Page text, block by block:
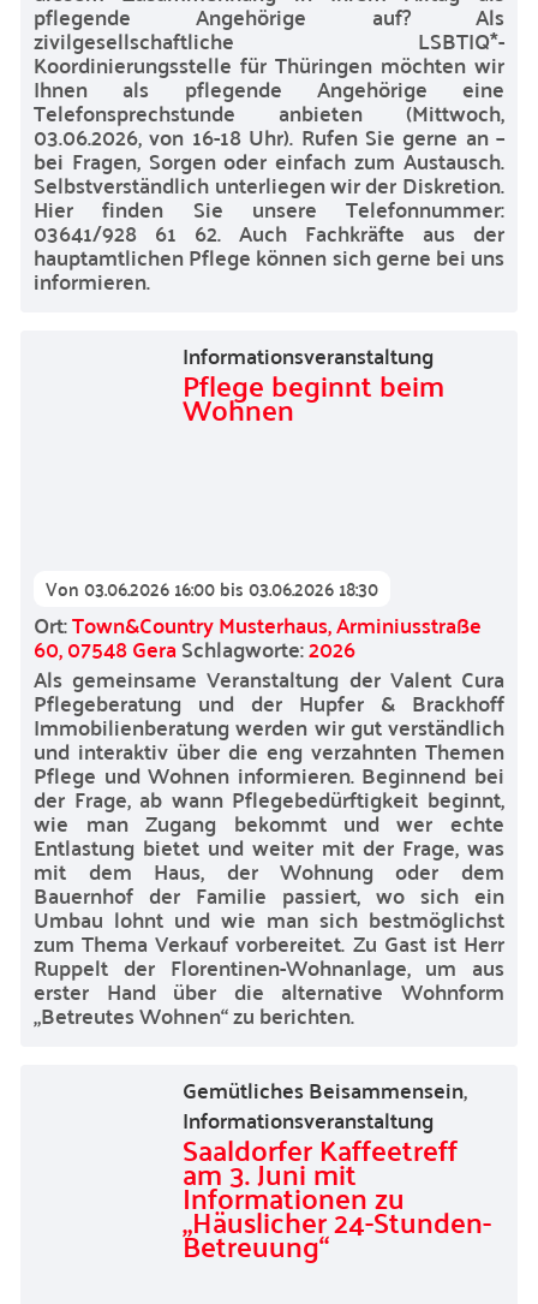
pflegende Angehörige auf? Als
zivilgesellschaftliche LSBTIQ*-
Koordinierungsstelle für Thüringen möchten wir
Ihnen als pflegende Angehörige eine
Telefonsprechstunde anbieten (Mittwoch,
03.06.2026, von 16-18 Uhr). Rufen Sie gerne an –
bei Fragen, Sorgen oder einfach zum Austausch.
Selbstverständlich unterliegen wir der Diskretion.
Hier finden Sie unsere Telefonnummer:
03641/928 61 62. Auch Fachkräfte aus der
hauptamtlichen Pflege können sich gerne bei uns
informieren.
Informationsveranstaltung
Pflege beginnt beim
Wohnen
Von03.06.2026 16:00bis03.06.2026 18:30
Ort:Town&Country Musterhaus, Arminiusstraße
60, 07548 GeraSchlagworte:2026
Als gemeinsame Veranstaltung der Valent Cura
Pflegeberatung und der Hupfer & Brackhoff
Immobilienberatung werden wir gut verständlich
und interaktiv über die eng verzahnten Themen
Pflege und Wohnen informieren. Beginnend bei
der Frage, ab wann Pflegebedürftigkeit beginnt,
wie man Zugang bekommt und wer echte
Entlastung bietet und weiter mit der Frage, was
mit dem Haus, der Wohnung oder dem
Bauernhof der Familie passiert, wo sich ein
Umbau lohnt und wie man sich bestmöglichst
zum Thema Verkauf vorbereitet. Zu Gast ist Herr
Ruppelt der Florentinen-Wohnanlage, um aus
erster Hand über die alternative Wohnform
„Betreutes Wohnen“ zu berichten.
Gemütliches Beisammensein,
Informationsveranstaltung
Saaldorfer Kaffeetreff
am 3. Juni mit
Informationen zu
„Häuslicher 24-Stunden-
Betreuung“